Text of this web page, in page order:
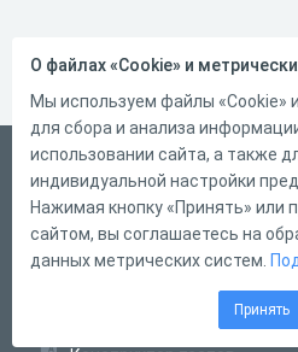
Русский
Справка
Форма обратной связи
О файлах «Cookie» и
Мы используем файлы «Cookie»
для сбора и анализа
использовании сайта, а также
индивидуальной настройки
Нажимая кнопку «Принять» или
сайтом, вы соглашаетесь на
данных метрических систем.
Принять